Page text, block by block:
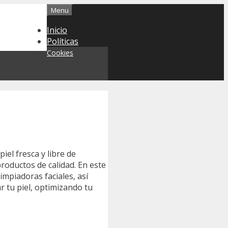
Menu
Inicio
Políticas
Cookies
fresca y libre de
de calidad. En este
faciales, así
tu piel, optimizando tu